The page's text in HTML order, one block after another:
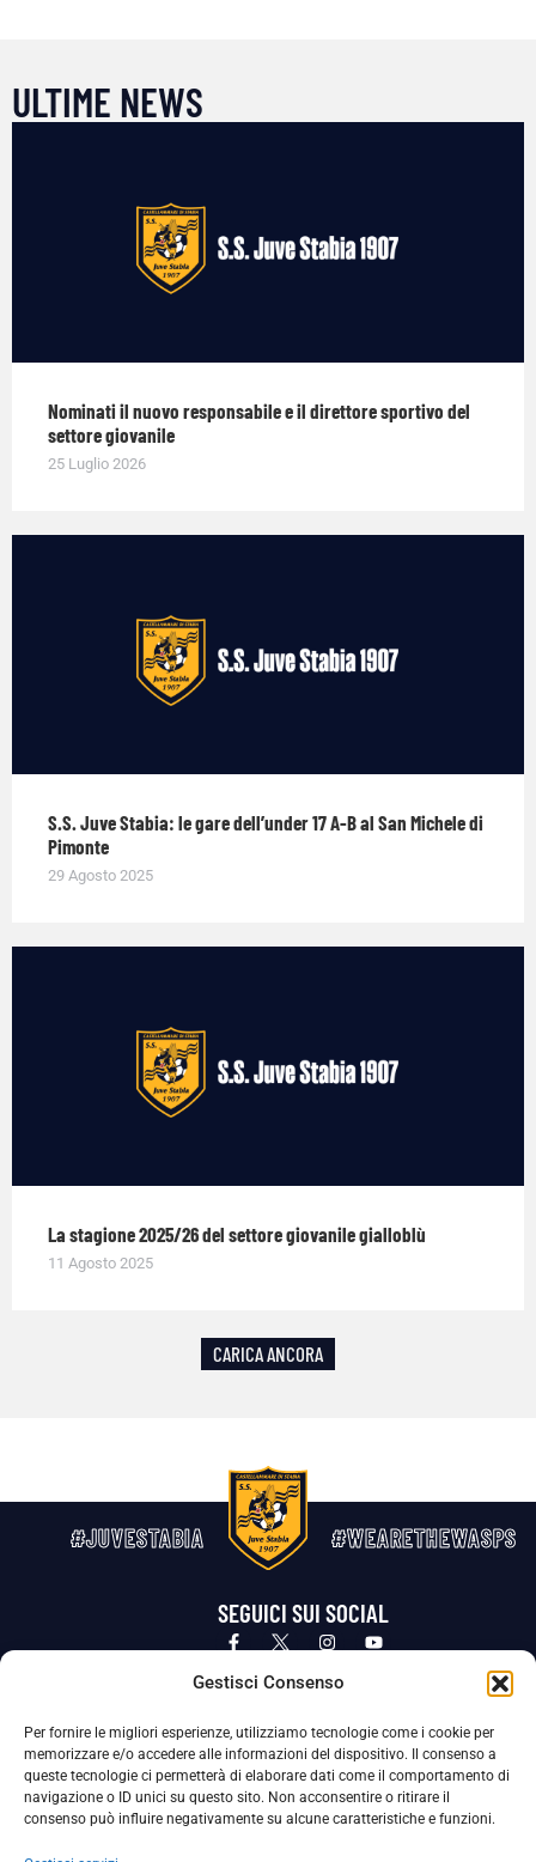
Gestisci Consenso
Per fornire le migliori esperienze, utilizziamo tecnologie come i cookie per
memorizzare e/o accedere alle informazioni del dispositivo. Il consenso a
queste tecnologie ci permetterà di elaborare dati come il comportamento di
navigazione o ID unici su questo sito. Non acconsentire o ritirare il
consenso può influire negativamente su alcune caratteristiche e funzioni.
ULTIME NEWS
Nominati il nuovo responsabile e il direttore sportivo del
settore giovanile
25 Luglio 2026
S.S. Juve Stabia: le gare dell’under 17 A-B al San Michele di
Pimonte
29 Agosto 2025
La stagione 2025/26 del settore giovanile gialloblù
11 Agosto 2025
CARICA ANCORA
#JUVESTABIA #WEARETHEWASPS
SEGUICI SUI SOCIAL
Privacy Policy Cookie Policy
La Società ha nominato il Responsabile della Protezione dei Dati Personali (DPO), figura specializzata che vigila sulle modalità
adottate dalla nostra Società per tutelare i Suoi dati personali.
Per contattare il DPO può scrivere a